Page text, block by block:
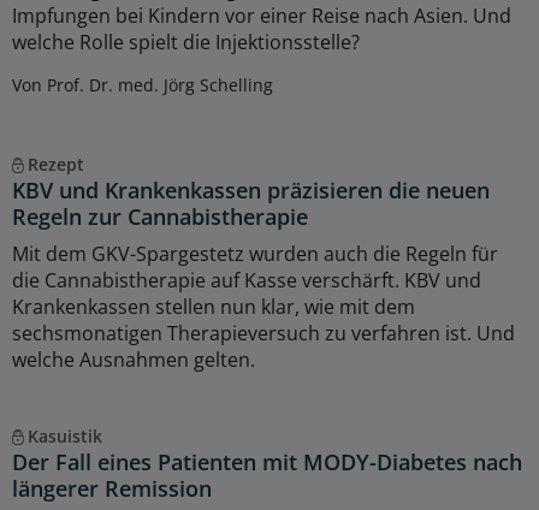
Impfungen bei Kindern vor einer Reise nach Asien. Und
welche Rolle spielt die Injektionsstelle?
Von Prof. Dr. med. Jörg Schelling
Rezept
KBV und Krankenkassen präzisieren die neuen
Regeln zur Cannabistherapie
Mit dem GKV-Spargestetz wurden auch die Regeln für
die Cannabistherapie auf Kasse verschärft. KBV und
Krankenkassen stellen nun klar, wie mit dem
sechsmonatigen Therapieversuch zu verfahren ist. Und
welche Ausnahmen gelten.
Kasuistik
Der Fall eines Patienten mit MODY-Diabetes nach
längerer Remission